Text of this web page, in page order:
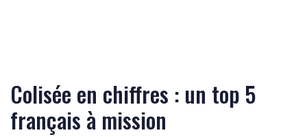
Colisée en chiffres : un top 5
français à mission